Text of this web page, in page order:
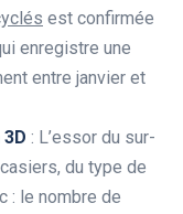
est confirmée
enregistre une
entre janvier et
: L’essor du sur-
du type de
: le nombre de